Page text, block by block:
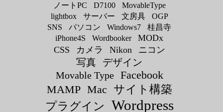
ノートPC D7100
MovableType
lightbox
サーバー 文房具
OGP
SNS
パソコン Windows7
桂昌寺
iPhone4S
Wordbooker
MODx
CSS
カメラ Nikon ニコン
写真
デザイン
Movable Type Facebook
MAMP Mac
サイト構築
プラグイン
Wordpress